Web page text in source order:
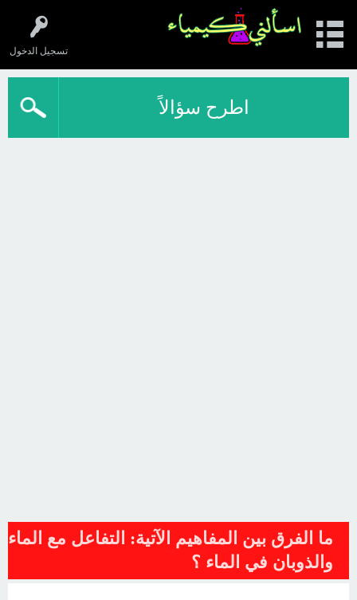
تسجيل الدخول
اطرح سؤالاً
ما الفرق بين المفاهيم الآتية: التفاعل مع الماء
والذوبان في الماء ؟